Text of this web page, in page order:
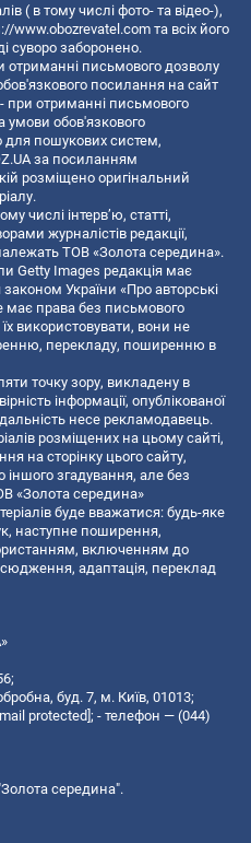
( в тому числі фото- та відео-),
www.obozrevatel.com та всіх його
суворо заборонено.
отриманні письмового дозволу
посилання на сайт
при отриманні письмового
умови обов'язкового
для пошукових систем,
за посиланням
розміщено оригінальний
числі інтерв’ю, статті,
журналістів редакції,
ТОВ «Золота середина».
Getty Images редакція має
України «Про авторські
має права без письмового
використовувати, вони не
перекладу, поширенню в
точку зору, викладену в
інформації, опублікованої
несе рекламодавець.
розміщених на цьому сайті,
на сторінку цього сайту,
іншого згадування, але без
«Золота середина»
буде вважатися: будь-яке
наступне поширення,
включенням до
адаптація, переклад
буд. 7, м. Київ, 01013;
protected]; - телефон — (044)
середина".